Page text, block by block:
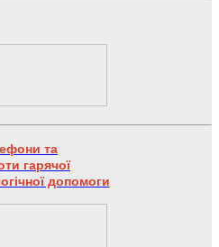
та
гарячої
допомоги